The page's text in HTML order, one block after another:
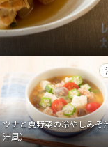
ツナと夏野菜の冷やしみそ
汁風）